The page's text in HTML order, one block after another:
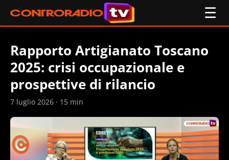
☰
Rapporto Artigianato Toscano
2025: crisi occupazionale e
prospettive di rilancio
7 luglio 2026 · 15 min